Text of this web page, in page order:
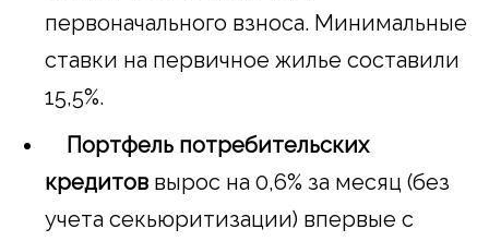
первоначального взноса. Минимальные
ставки на первичное жилье составили
15,5%.
Портфель потребительских
кредитов вырос на 0,6% за месяц (без
учета секьюритизации) впервые с